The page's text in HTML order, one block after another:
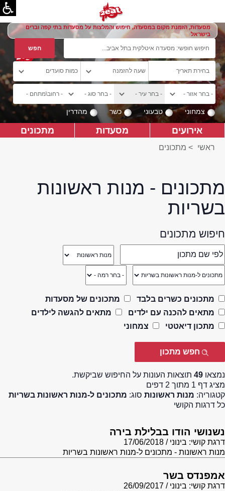
מסעדות, הזמנת מקום במסעדה, חיפוש והמלצות על מסעדות בתי קפה וברים
בישראל
צמחוני טבעוני כשר מהדרין
אירועים מסעדות מתכונים
ראשי > מתכונים
מתכונים - מנות ראשונות
בשריות
חיפוש מתכונים
מתכונים כשרים בלבד
מתכונים של מסעדות
מתאים להכנה עם ילדים
מתאים להגשה לילדים
מתכון דיאטטי
צמחוני
נמצאו 49 תוצאות העונות על החיפוש שביקשת.
מציג דף 1 מתוך 2 דפים
קטגוריה: מנות ראשונות סוג: מתכונים ל-מנות ראשונות בשריות
כל דרגות הקושי
נשנושי הודו בבלילת בירה
דרגת קושי: בינוני
17/06/2018
מנות ראשונות - מתכונים ל-מנות ראשונות בשריות
אמפנדס בשר
דרגת קושי: בינוני
26/09/2017